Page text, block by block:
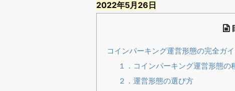
2022年5月26日
コインパーキング運営形態の完全ガ
１．コインパーキング運営形態の
２．運営形態の選び方